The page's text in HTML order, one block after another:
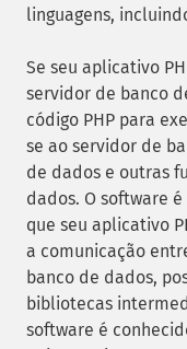
linguagens,
Se seu aplicativo
servidor de banco
código PHP para
se ao servidor de
de dados e outras
dados. O software
que seu aplicativo
a comunicação
banco de dados,
bibliotecas
software é